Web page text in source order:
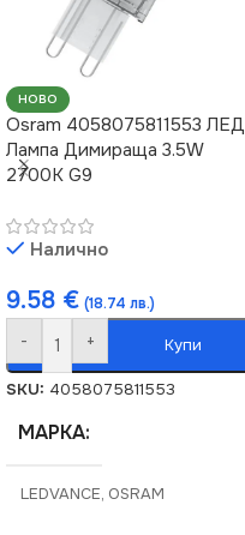
НОВО
Osram 4058075811553 ЛЕД
Лампа Димираща 3.5W
2700K G9
Налично
9.58 € (18.74 лв.)
- + Купи
SKU: 4058075811553
МАРКА
LEDVANCE, OSRAM